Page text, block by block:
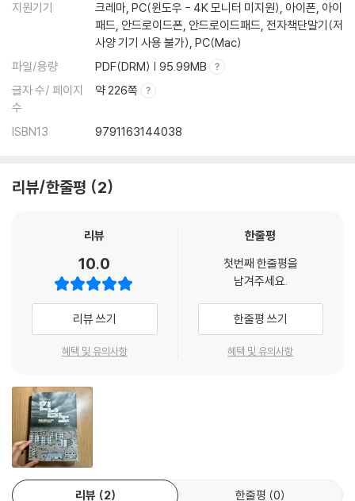
지원기기
크레마, PC(윈도우 - 4K 모니터 미지원), 아이폰, 아이
패드, 안드로이드폰, 안드로이드패드, 전자책단말기(저
사양 기기 사용 불가), PC(Mac)
파일/용량
PDF(DRM) | 95.99MB
글자 수/ 페이지
수
약 226쪽
ISBN13 9791163144038
리뷰/한줄평 2
리뷰
10.0
리뷰 쓰기
혜택 및 유의사항
한줄평
첫번째 한줄평을
남겨주세요.
한줄평 쓰기
혜택 및 유의사항
리뷰 2 한줄평 0